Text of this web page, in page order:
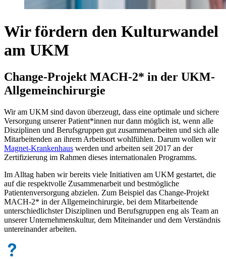
Wir fördern den Kulturwandel
am UKM
Change-Projekt MACH-2* in der UKM-
Allgemeinchirurgie
Wir am UKM sind davon überzeugt, dass eine optimale und sichere
Versorgung unserer Patient*innen nur dann möglich ist, wenn alle
Disziplinen und Berufsgruppen gut zusammenarbeiten und sich alle
Mitarbeitenden an ihrem Arbeitsort wohlfühlen. Darum wollen wir
Magnet-Krankenhaus werden und arbeiten seit 2017 an der
Zertifizierung im Rahmen dieses internationalen Programms.
Im Alltag haben wir bereits viele Initiativen am UKM gestartet, die
auf die respektvolle Zusammenarbeit und bestmögliche
Patientenversorgung abzielen. Zum Beispiel das Change-Projekt
MACH-2* in der Allgemeinchirurgie, bei dem Mitarbeitende
unterschiedlichster Disziplinen und Berufsgruppen eng als Team an
unserer Unternehmenskultur, dem Miteinander und dem Verständnis
untereinander arbeiten.